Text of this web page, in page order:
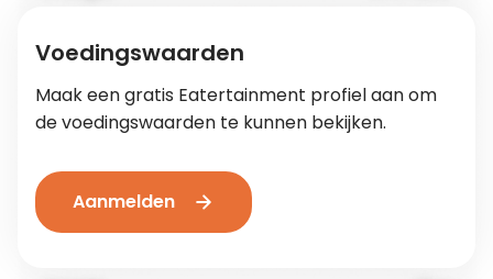
Voedingswaarden
Maak een gratis Eatertainment profiel aan om
de voedingswaarden te kunnen bekijken.
Aanmelden